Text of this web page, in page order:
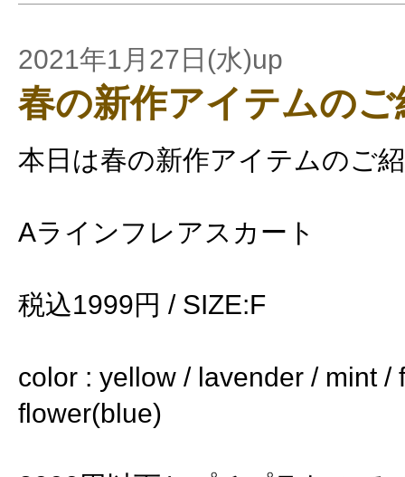
2021年1月27日(水)up
春の新作アイテムのご
本日は春の新作アイテムのご
Aラインフレアスカート
税込1999円 / SIZE:F
color : yellow / lavender / mint /
flower(blue)